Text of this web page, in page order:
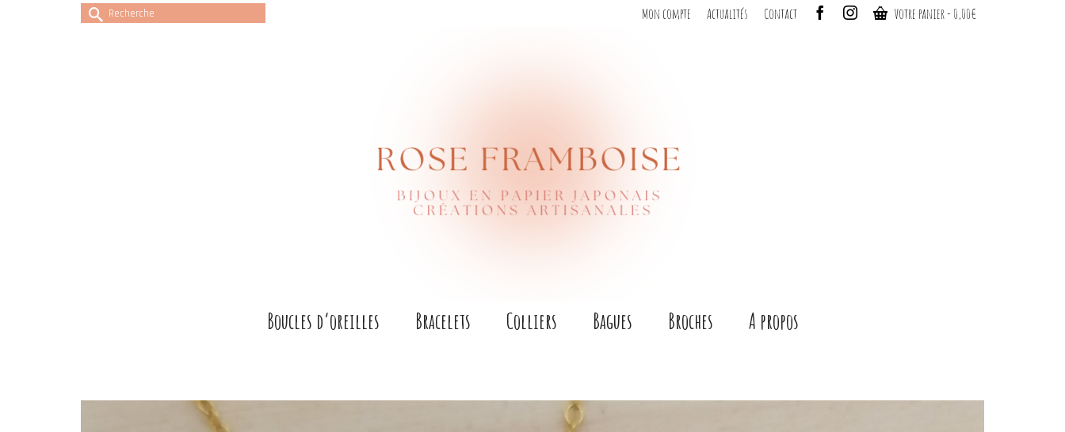
Mon compte Actualités Contact Votre panier- 0,00€
Rechercher :
Boucles d’oreilles Bracelets Colliers Bagues Broches A propos